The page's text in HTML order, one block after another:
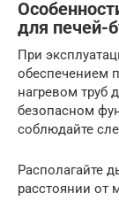
для печей-
При
обеспечением
нагревом труб
безопасном
соблюдайте
Располагайте
расстоянии от